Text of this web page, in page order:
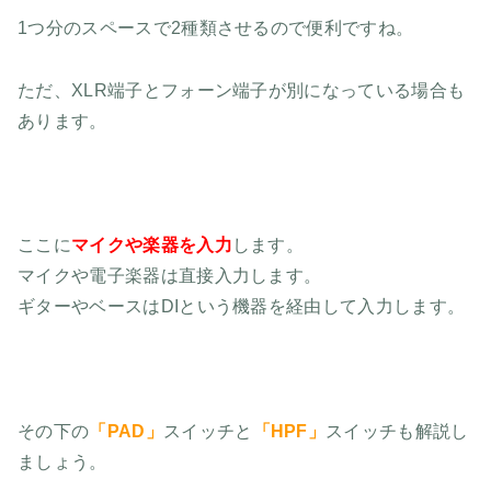
1つ分のスペースで2種類させるので便利ですね。
ただ、XLR端子とフォーン端子が別になっている場合も
あります。
ここにマイクや楽器を入力 します。
マイクや電子楽器は直接入力します。
ギターやベースはDIという機器を経由して入力します。
その下の 「PAD」 スイッチと 「HPF」 スイッチも解説し
ましょう。